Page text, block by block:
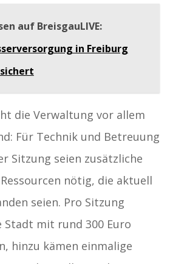
auf BreisgauLIVE:
in Freiburg
die Verwaltung vor allem
Für Technik und Betreuung
Sitzung seien zusätzliche
nötig, die aktuell
seien. Pro Sitzung
Stadt mit rund 300 Euro
hinzu kämen einmalige